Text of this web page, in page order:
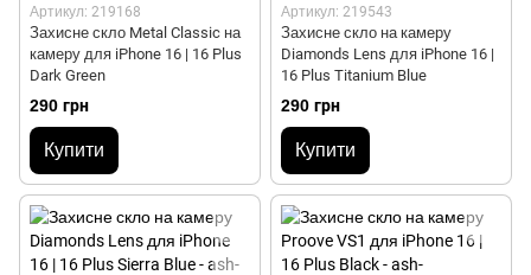
Артикул: 219168
Захисне скло Metal Classic на
камеру для iPhone 16 | 16 Plus
Dark Green
290 грн
Купити
Артикул: 219543
Захисне скло на камеру
Diamonds Lens для iPhone 16 |
16 Plus Titanium Blue
290 грн
Купити